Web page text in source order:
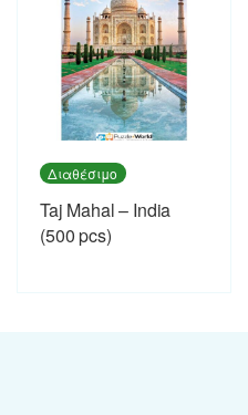
Διαθέσιμο
Taj Mahal – India
(500 pcs)